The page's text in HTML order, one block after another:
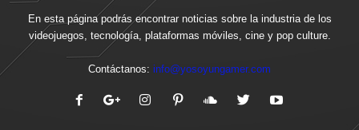
En esta página podrás encontrar noticias sobre la industria de los
videojuegos, tecnología, plataformas móviles, cine y pop culture.
Contáctanos: info@yosoyungamer.com